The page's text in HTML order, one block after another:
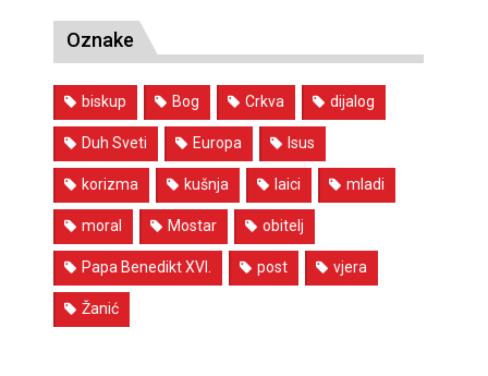
Oznake
biskup Bog Crkva dijalog
Duh Sveti Europa Isus
korizma kušnja laici mladi
moral Mostar obitelj
Papa Benedikt XVI. post vjera
Žanić